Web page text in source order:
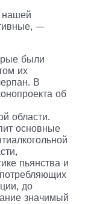
нашей
—
были
их
В
об
области.
основные
пьянства и
до
значимый